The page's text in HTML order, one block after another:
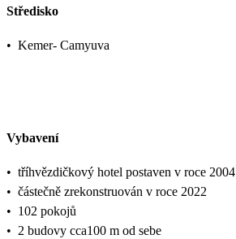
Středisko
• Kemer- Camyuva
Vybavení
• tříhvězdičkový hotel postaven v roce 2004
• částečně zrekonstruován v roce 2022
• 102 pokojů
• 2 budovy cca100 m od sebe